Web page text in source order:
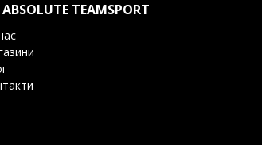
TEAMSPORT